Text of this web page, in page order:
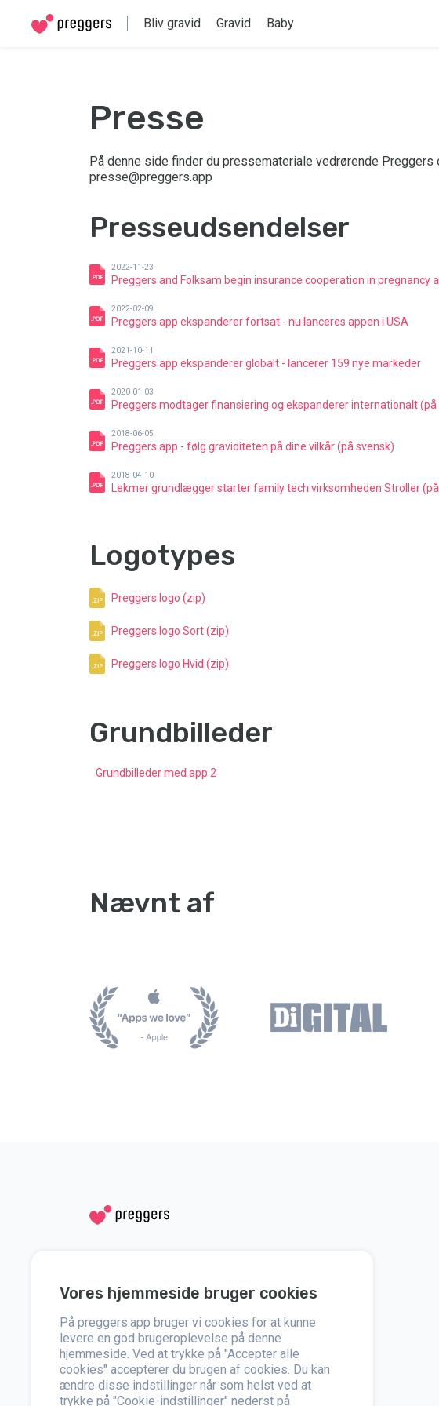
Bliv gravid Gravid Baby
Presse
På denne side finder du pressemateriale vedrørende
presse@preggers.app
Presseudsendelser
2022-11-23
Preggers and Folksam begin insurance cooperation in pregnancy
2022-02-09
Preggers app ekspanderer fortsat - nu lanceres appen i USA
2021-10-11
Preggers app ekspanderer globalt - lancerer 159 nye markeder
2020-01-03
Preggers modtager finansiering og ekspanderer internationalt (på
2018-06-05
Preggers app - følg graviditeten på dine vilkår (på svensk)
2018-04-10
Lekmer grundlægger starter family tech virksomheden Stroller
Logotypes
Preggers logo (zip)
Preggers logo Sort (zip)
Preggers logo Hvid (zip)
Grundbilleder
Grundbilleder med app 2
Nævnt af
Instagram
Facebook
Kontakt os
Om os
Presse
Vores hjemmeside bruger cookies
På preggers.app bruger vi cookies for at kunne
levere en god brugeroplevelse på denne
hjemmeside. Ved at trykke på "Accepter alle
cookies" accepterer du brugen af cookies. Du kan
ændre disse indstillinger når som helst ved at
trykke på "Cookie-indstillinger" nederst på